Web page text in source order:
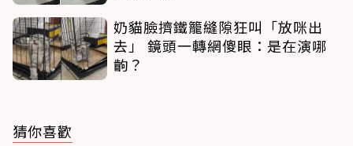
奶貓臉擠鐵籠縫隙狂叫「放咪出
去」 鏡頭一轉網傻眼：是在演哪
齣？
猜你喜歡